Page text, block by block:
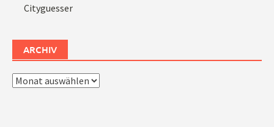
Cityguesser
ARCHIV
Archiv